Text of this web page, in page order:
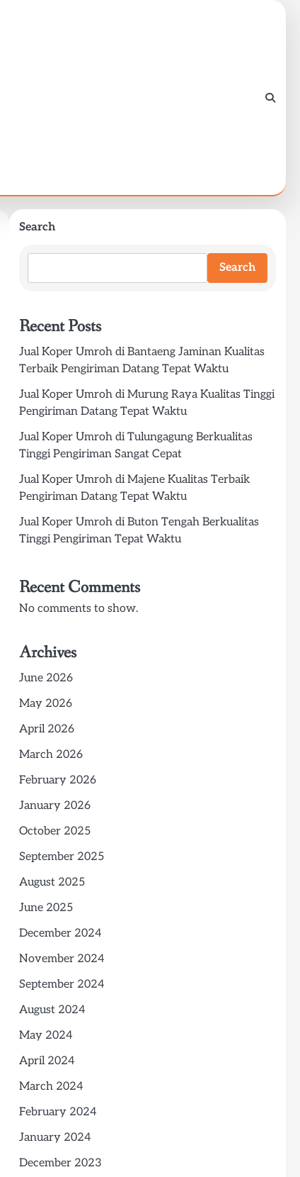
Search
Search
Recent Posts
Jual Koper Umroh di Bantaeng Jaminan Kualitas
Terbaik Pengiriman Datang Tepat Waktu
Jual Koper Umroh di Murung Raya Kualitas Tinggi
Pengiriman Datang Tepat Waktu
Jual Koper Umroh di Tulungagung Berkualitas
Tinggi Pengiriman Sangat Cepat
Jual Koper Umroh di Majene Kualitas Terbaik
Pengiriman Datang Tepat Waktu
Jual Koper Umroh di Buton Tengah Berkualitas
Tinggi Pengiriman Tepat Waktu
Recent Comments
No comments to show.
Archives
June 2026
May 2026
April 2026
March 2026
February 2026
January 2026
October 2025
September 2025
August 2025
June 2025
December 2024
November 2024
September 2024
August 2024
May 2024
April 2024
March 2024
February 2024
January 2024
December 2023